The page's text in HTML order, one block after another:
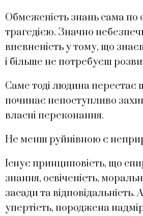
Обмеженість знань сама по
трагедією. Значно
впевненість у тому, що
і більше не потребуєш
Саме тоді людина перестає
починає непоступливо
власні переконання.
Не менш руйнівною є
Існує принциповість, що
знання, освіченість,
засади та відповідальність.
упертість, породжена